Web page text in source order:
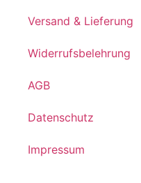
Versand & Lieferung
Widerrufsbelehrung
AGB
Datenschutz
Impressum